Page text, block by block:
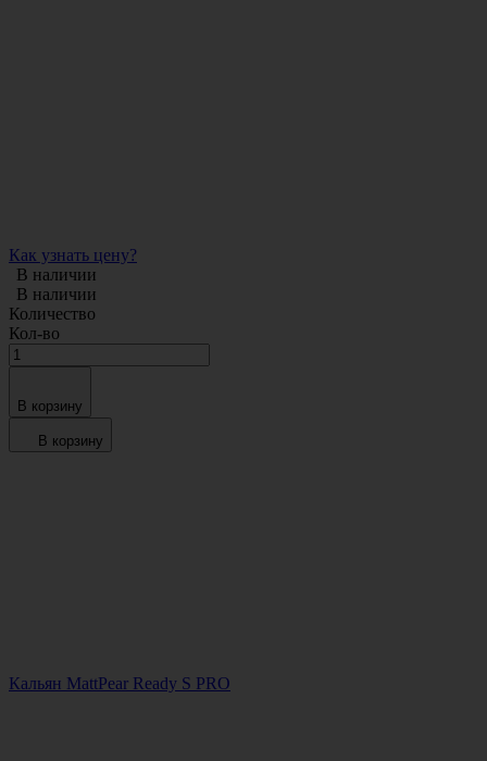
Как узнать цену?
В наличии
В наличии
Количество
Кол-во
В корзину
В корзину
Кальян MattPear Ready S PRO